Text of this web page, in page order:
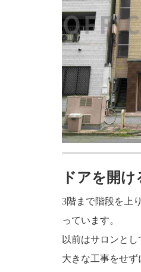
ドアを開
3階まで階段を上
っています。
以前はサロンとし
大きな工事をせず